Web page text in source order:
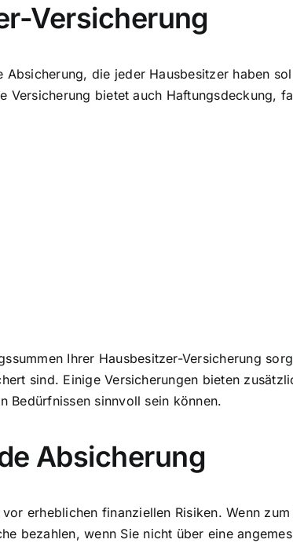
Versicherung
die jeder Hausbesitzer haben
Versicherung bietet auch Haftungsdeckung,
Ihrer Hausbesitzer-Versicherung
sind. Einige Versicherungen bieten
Bedürfnissen sinnvoll sein können.
Absicherung
erheblichen finanziellen Risiken. Wenn
bezahlen, wenn Sie nicht über eine